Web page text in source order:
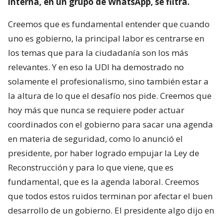
Creemos que es fundamental entender que cuando
uno es gobierno, la principal labor es centrarse en
los temas que para la ciudadanía son los más
relevantes. Y en eso la UDI ha demostrado no
solamente el profesionalismo, sino también estar a
la altura de lo que el desafío nos pide. Creemos que
hoy más que nunca se requiere poder actuar
coordinados con el gobierno para sacar una agenda
en materia de seguridad, como lo anunció el
presidente, por haber logrado empujar la Ley de
Reconstrucción y para lo que viene, que es
fundamental, que es la agenda laboral. Creemos
que todos estos ruidos terminan por afectar el buen
desarrollo de un gobierno. El presidente algo dijo en